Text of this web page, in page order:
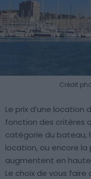
Crédit
Le prix d’une location
fonction des critères
catégorie du bateau,
location, ou encore la
augmentent en haute
Le choix de vous